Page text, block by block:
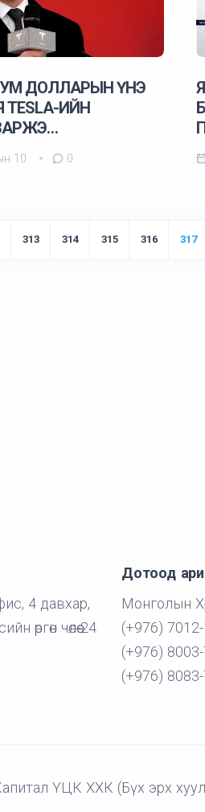
ДОЛЛАРЫН ҮНЭ
TESLA-ИЙН
10 0
313 314 315 316 317
4 давхар,
өргөн чөлөө-24
Дотоод
Монголын
(+976)
(+976)
(+976)
ҮЦК ХХК (Бүх эрх